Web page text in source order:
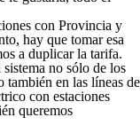
con Provincia y
hay que tomar esa
a duplicar la tarifa.
no sólo de los
también en las líneas de
con estaciones
queremos